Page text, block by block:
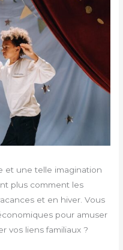
et une telle imagination
plus comment les
et en hiver. Vous
pour amuser
vos liens familiaux ?